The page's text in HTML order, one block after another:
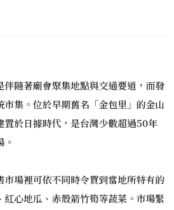
伴隨著廟會聚集地點與交通要道，而發
市集。位於早期舊名「金包里」的金山
置於日據時代，是台灣少數超過50年
市場裡可依不同時令買到當地所特有的
紅心地瓜、赤殼箭竹筍等蔬菜。市場緊